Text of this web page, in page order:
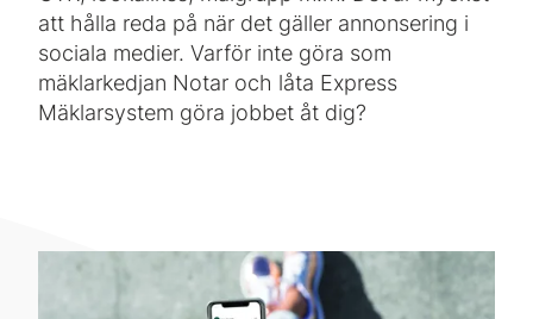
att hålla reda på när det gäller annonsering i
sociala medier. Varför inte göra som
mäklarkedjan Notar och låta Express
Mäklarsystem göra jobbet åt dig?